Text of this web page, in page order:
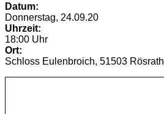
Datum:
Donnerstag, 24.09.20
Uhrzeit:
18:00 Uhr
Ort:
Schloss Eulenbroich, 51503 Rösrath